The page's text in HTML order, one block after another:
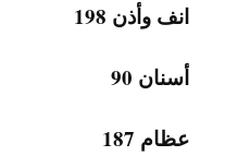
انف وأذن 198
أسنان 90
عظام 187